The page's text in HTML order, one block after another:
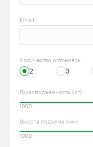
Email
Количество остановок
2 3
Грузоподъемность (кг)
1000
Высота подъема (мм)
1000